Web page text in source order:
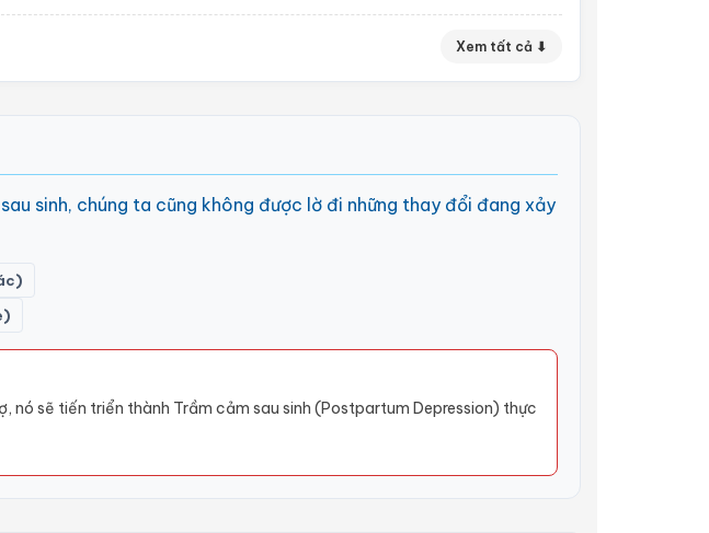
Xem tất cả ⬇
sinh, chúng ta cũng không được lờ đi những thay đổi đang xảy
nó sẽ tiến triển thành Trầm cảm sau sinh (Postpartum Depression) thực